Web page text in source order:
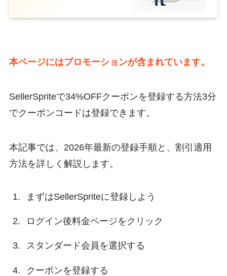
本ページにはプロモーションが含まれています。
SellerSpriteで34%OFFクーポンを登録する方法3分
でクーポンコードは登録できます。
本記事では、2026年最新の登録手順と、割引適用
方法を詳しく解説します。
まずはSellerSpriteに登録しよう
ログイン後料金ページをクリック
スタンダード会員を選択する
クーポンを登録する